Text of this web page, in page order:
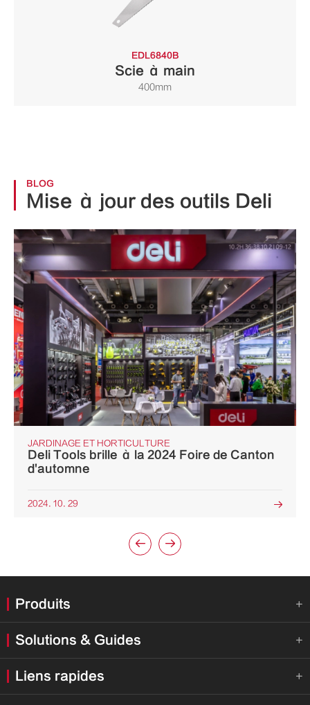
EDL6840B
Scie à main
400mm
BLOG
Mise à jour des outils Deli
JARDINAGE ET HORTICULTURE
Deli Tools brille à la 2024 Foire de Canton
d'automne
2024. 10. 29 
 
Produits 
Solutions & Guides 
Liens rapides 